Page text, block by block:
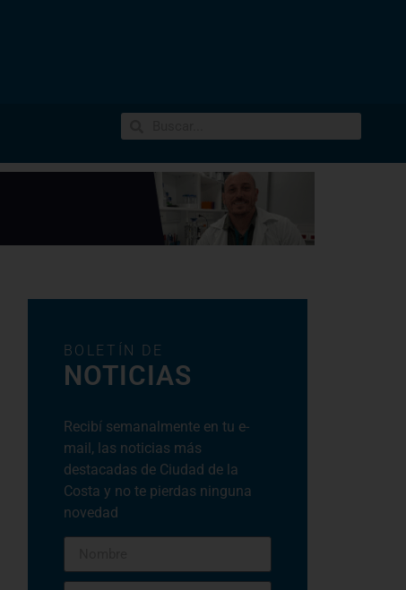
BOLETÍN DE
NOTICIAS
Recibí semanalmente en tu e-
mail, las noticias más
destacadas de Ciudad de la
Costa y no te pierdas ninguna
novedad